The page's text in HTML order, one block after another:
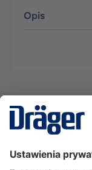
Opis
Serwisowa